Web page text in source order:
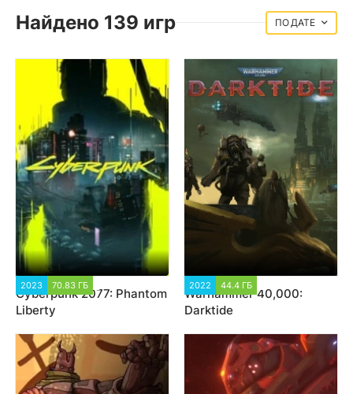
Найдено 139 игр ДАТЕ
2023 70.83 ГБ
Cyberpunk 2077: Phantom
Liberty
2022 44.4 ГБ
Warhammer 40,000:
Darktide